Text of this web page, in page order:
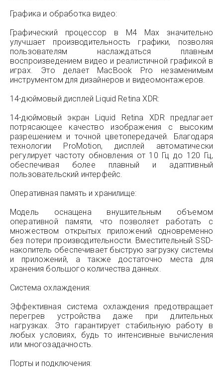
Графика и обработка видео:
Графический процессор в M4 Max значительно
улучшает производительность графики, позволяя
пользователям наслаждаться плавным
воспроизведением видео и реалистичной графикой в
играх. Это делает MacBook Pro незаменимым
инструментом для дизайнеров и видеомонтажеров.
14-дюймовый дисплей Liquid Retina XDR:
14-дюймовый экран Liquid Retina XDR предлагает
потрясающее качество изображения с высоким
разрешением и точной цветопередачей. Благодаря
технологии ProMotion, дисплей автоматически
регулирует частоту обновления от 10 Гц до 120 Гц,
обеспечивая более плавный и адаптивный
пользовательский интерфейс.
Оперативная память и хранилище:
Модель оснащена внушительным объемом
оперативной памяти, что позволяет работать с
множеством открытых приложений одновременно
без потери производительности. Вместительный SSD-
накопитель обеспечивает быструю загрузку системы
и приложений, а также достаточно места для
хранения большого количества данных.
Система охлаждения:
Эффективная система охлаждения предотвращает
перегрев устройства даже при длительных
нагрузках. Это гарантирует стабильную работу в
любых условиях, будь то интенсивные вычисления
или многозадачность.
Порты и подключения: